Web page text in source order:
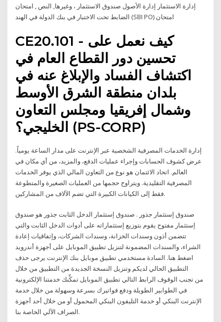
إدارة الاستثمار إدارة الأصول صندوق الاستثمار ، وغيرها, النص , امتحان
الضابط تحت الاختبار في بنك الدولة في الهند (SBI PO) امتحان
CE20.101 - كيف نعمل على
تحسين دور القطاع العام في
اكتشاف الفساد والإبلاغ عنه في
بلدان منطقة الشرق الأوسط
وشمال إفريقيا ومجلس التعاون
الخليجي؟ (PS-CORP)
إدارة الخدمات المصرفية الشخصية عبر الإنترنت على مدار الساعة يومياً.
عرض كشوف الحسابات وإجراء عمليات الدفع، والمزيد، من أي مكان في
العالم. اتحاد الائتمان هو نوع من التعاون المالي الذي يوفر الخدمات
المصرفية التقليدية. ويتراوح حجمها من العمليات الصغيرة والمتطوعة
فقط إلى الكيانات الكبيرة التي تضم الآلاف من المشاركين.
صندوق إستثمار جذور . صندوق إستثمار الدخل الثابت جذور هو صندوق
إستثمار مفتوح يقوم بتوزيع إستثماراته على أدوات الدخل الثابت والتي
تتضمن أذون وسندات الخزانة، وسندات الشركات، وإتفاقيات إعادة
الشراء، والسندات المضمونة لتنزيل تطبيق الموبايل على أجهزة أندرويد
اضغط هنا. السادة مستخدمي تطبيق موبايل بنك الإنترنت يرجى حذف
التطبيق الحالي لديكم وتنزيل النسخة الجديدة من التطبيق من خلال
الرابط التالي تطبيق الموبايل تمكِّنك خدمتنا الإلكترونية‏‎ ‎‏من تجنب الوقوف
في الطوابير الطويلة ودفع فواتيرك بسرعة وسهولة من خلال خدمة
الإنترنت البنكي أو خدمة التليفون البنكي المحمول أو من خلال أحد أجهزة
الصراف الآلي الخاصة بنا.